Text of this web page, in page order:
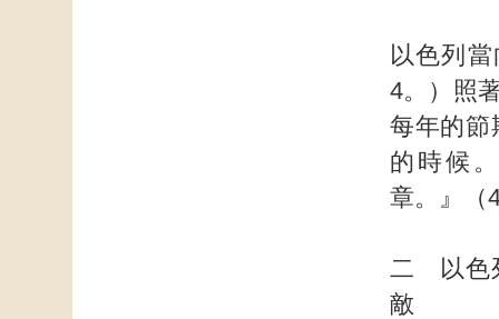
以色列
4。）照
每年的節
的時候
章。』（
二 以色
敵